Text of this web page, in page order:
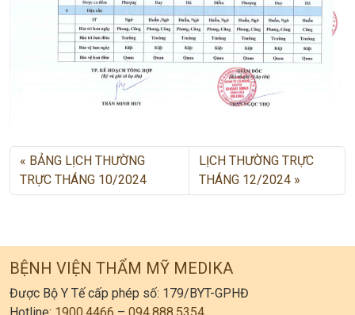
BẢNG LỊCH THƯỜNG
TRỰC THÁNG 10/2024
LỊCH THƯỜNG TRỰC
THÁNG 12/2024
BỆNH VIỆN THẨM MỸ MEDIKA
Được Bộ Y Tế cấp phép số: 179/BYT-GPHĐ